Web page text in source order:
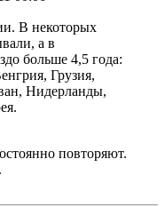
В некоторых
а в
больше 4,5 года:
Грузия,
Нидерланды,
повторяют.